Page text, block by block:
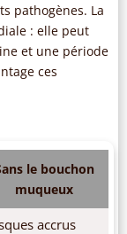
pathogènes. La
: elle peut
et une période
ces
le bouchon
muqueux
accrus